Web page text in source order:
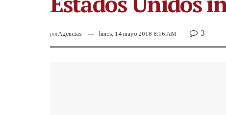
porAgencias lunes, 14 mayo 2018 8:16 AM 3